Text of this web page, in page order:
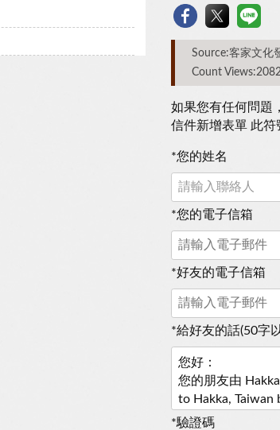
Source:客家文化
Count
如果您有任何問題
信件新增表單 此符
*您的姓名
*您的電子信箱
*好友的電子信箱
*給好友的話(50字
*驗證碼